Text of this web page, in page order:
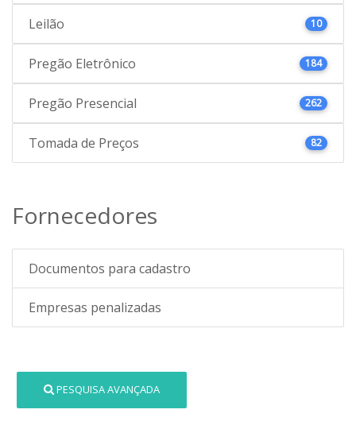
Leilão 10
Pregão Eletrônico 184
Pregão Presencial 262
Tomada de Preços 82
Fornecedores
Documentos para cadastro
Empresas penalizadas
PESQUISA AVANÇADA